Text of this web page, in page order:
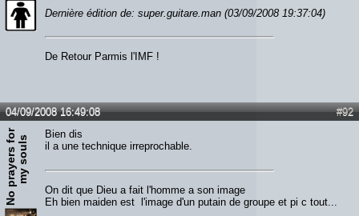
Dernière édition de: super.guitare.man (03/09/2008 19:37:04)
De Retour Parmis l'IMF !
#92
04/09/2008 16:49:08
N
o
p
r
a
y
e
r
s
f
o
r
m
y
s
o
u
ls
Bien dis
il a une technique irreprochable.
On dit que Dieu a fait l'homme a son image
Eh bien maiden est l'image d'un putain de groupe et pi c tout...